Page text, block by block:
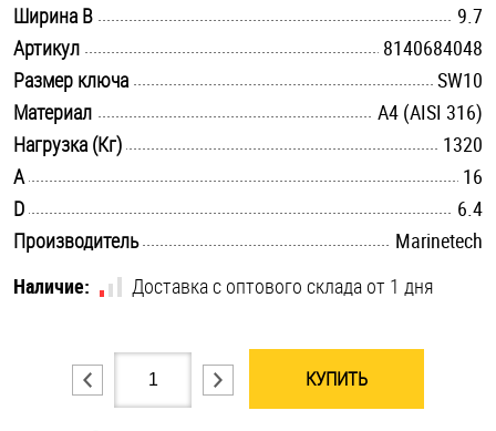
Такелаж
Хомуты
Шайбы
Шплинты
Штифты и пальцы
Ширина B
9.7
Артикул
8140684048
Размер ключа
SW10
Материал
A4 (AISI 316)
Нагрузка (Кг)
1320
A
16
D
6.4
Производитель
Marinetech
Наличие:
Доставка с оптового склада от 1 дня
КУПИТЬ